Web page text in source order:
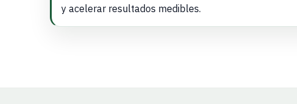
y acelerar resultados medibles.